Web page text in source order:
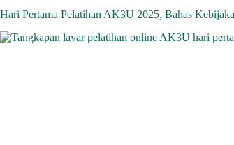
Hari Pertama Pelatihan AK3U 2025, Bahas